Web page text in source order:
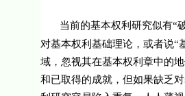
当前的基本权利研究似有“
对基本权利基础理论，或者说“
域，忽视其在基本权利章中的
和已取得的成就，但如果缺乏